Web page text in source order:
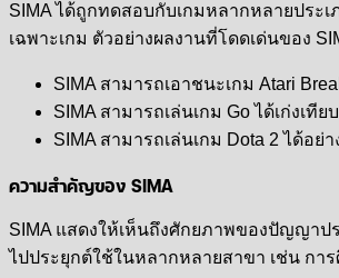
SIMA ได้ถูกทดสอบกับเกมหลากหลายประ
เฉพาะเกม ตัวอย่างผลงานที่โดดเด่นของ
SIMA สามารถเอาชนะเกม Atari
SIMA สามารถเล่นเกม Go ได้เก่งเที
SIMA สามารถเล่นเกม Dota 2 ได้อย่
ความสำคัญของ SIMA
SIMA แสดงให้เห็นถึงศักยภาพของปัญญา
ไปประยุกต์ใช้ในหลากหลายสาขา เช่น ก